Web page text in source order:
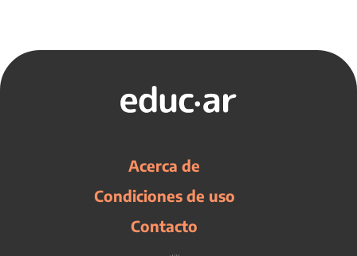
Acerca de
Condiciones de uso
Contacto